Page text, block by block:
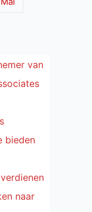
van
bieden
naar